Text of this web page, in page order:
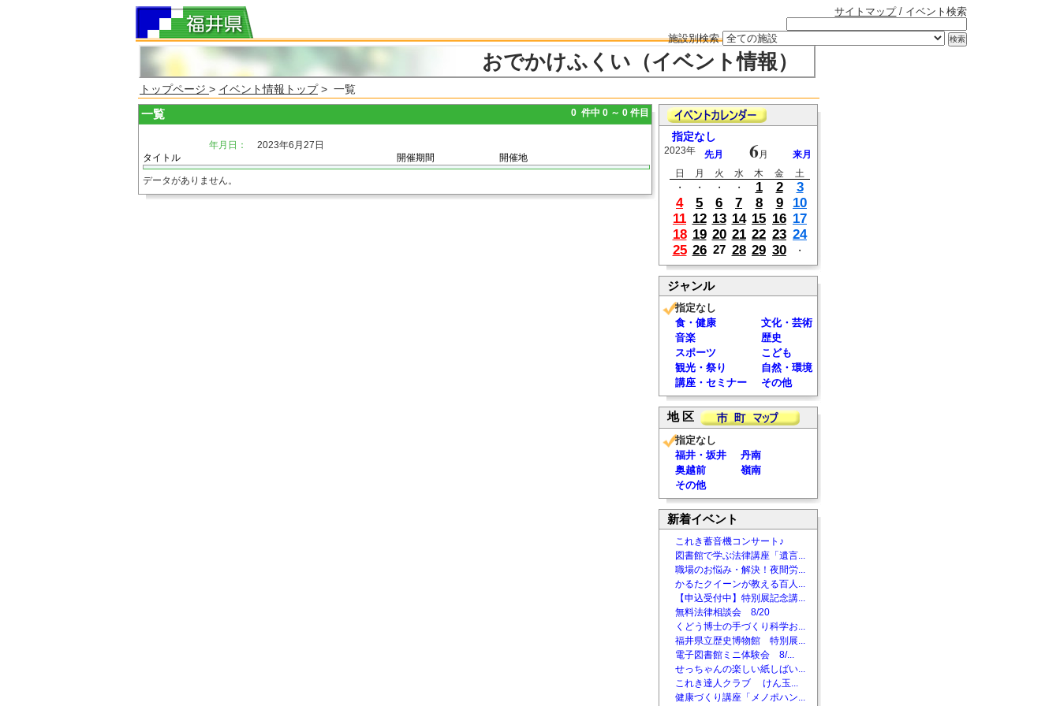
サイトマップ/ イベント検索
施設別検索
おでかけふくい（イベント情報）
トップページ > イベント情報トップ> 一覧
一覧 0 件中 0 ～ 0 件目
年月日：
2023年6月27日
タイトル
開催期間 開催地
データがありません。
指定なし
2023年 先月 6月
来月
日
月 火 水 木 金
土
・
・ ・ ・ 1 2
3
4
5 6 7 8 9
10
11 12 13 14 15 16 17
18 19 20 21 22 23 24
25 26 27 28 29 30 ・
ジャンル
指定なし
食・健康
文化・芸術
音楽
歴史
スポーツ
こども
観光・祭り
自然・環境
講座・セミナー
その他
地 区
指定なし
福井・坂井
丹南
奥越前
嶺南
その他
新着イベント
これき蓄音機コンサート♪
図書館で学ぶ法律講座「遺言...
職場のお悩み・解決！夜間労...
かるたクイーンが教える百人...
【申込受付中】特別展記念講...
無料法律相談会 8/20
くどう博士の手づくり科学お...
福井県立歴史博物館 特別展...
電子図書館ミニ体験会 8/...
せっちゃんの楽しい紙しばい...
これき達人クラブ けん玉...
健康づくり講座「メノポハン...